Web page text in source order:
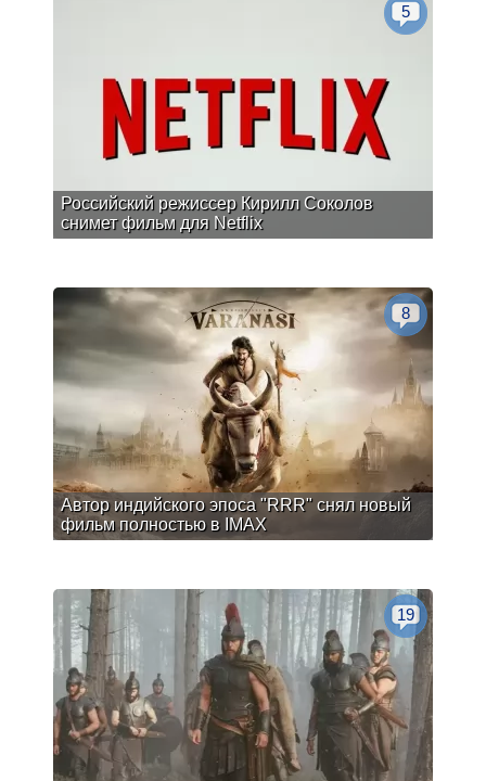
Российский режиссер Кирилл Соколов
снимет фильм для Netflix
5
Автор индийского эпоса "RRR" снял новый
фильм полностью в IMAX
8
19